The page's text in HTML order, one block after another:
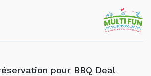
pour BBQ Deal